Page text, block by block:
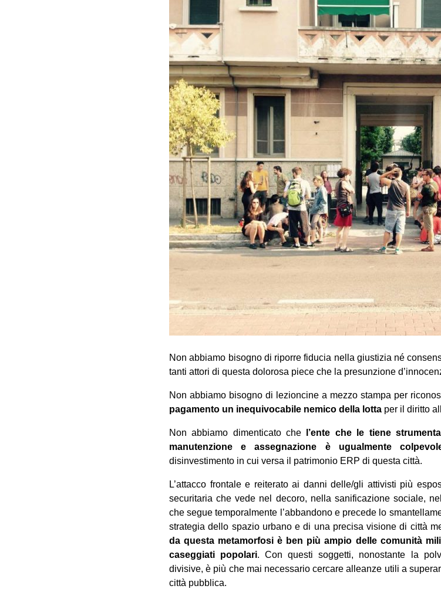
Non abbiamo bisogno di riporre fiducia nella giustizia né
tanti attori di questa dolorosa piece che la presunzione
Non abbiamo bisogno di lezioncine a mezzo stampa per
pagamento un inequivocabile nemico della lotta per il diritto
Non abbiamo dimenticato che
l’ente che le tiene
manutenzione e assegnazione è ugualmente
disinvestimento in cui versa il patrimonio ERP di questa città.
L’attacco frontale e reiterato ai danni delle/gli attivisti più
securitaria che vede nel decoro, nella sanificazione sociale,
che segue temporalmente l’abbandono e precede lo
strategia dello spazio urbano e di una precisa visione di città
da questa metamorfosi è ben più ampio delle comunità
caseggiati popolari. Con questi soggetti, nonostante la
divisive, è più che mai necessario cercare alleanze utili a
città pubblica.